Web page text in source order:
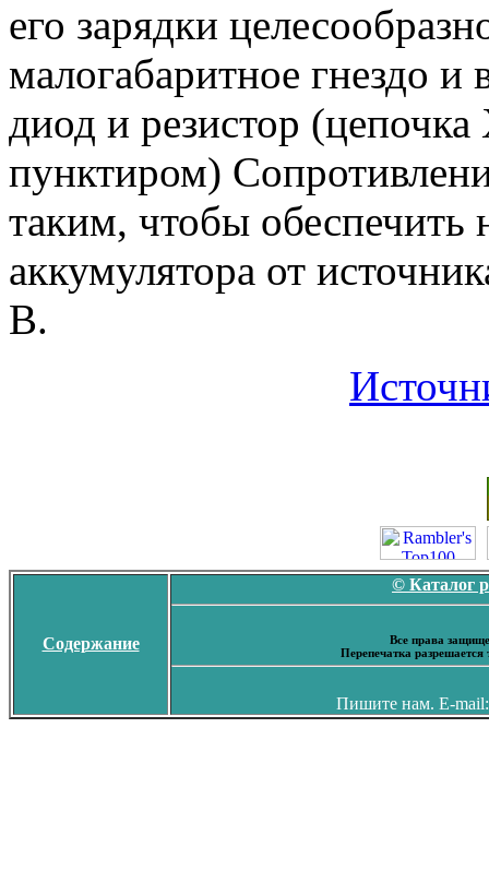
его зарядки
малогабаритное гнездо и
диод и резистор
пунктиром)
таким, чтобы обеспечить
аккумулятора от
В.
Содержание
© Каталог
Все права
Перепечатка
Пишите нам. E-